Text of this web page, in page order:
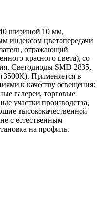
шириной 10 мм,
индексом цветопередачи
отражающий
красного цвета), со
Светодиоды SMD 2835,
Применяется в
к качеству освещения:
галереи, торговые
участки производства,
высококачественной
с естественным
на профиль.